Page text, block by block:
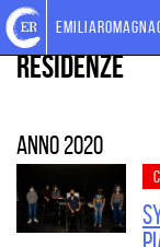
Torna
alla
home
page
Cerca
nel
sito
Salta
ai
contenuti
Salta
al
menu
principale
PROGETTI SOSTENUTI
Residenze
Anno 2020